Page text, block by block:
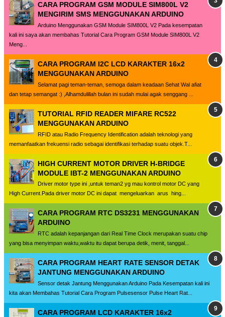
CARA PROGRAM GSM MODULE SIM800L V2
MENGIRIM SMS MENGGUNAKAN ARDUINO
Arduino Menggunakan GSM Module SIM800L V2 Pada kesempatan
kali ini saya akan membahas Tutorial Cara Program GSM Module SIM800L V2
Meng...
CARA PROGRAM I2C LCD KARAKTER 16x2
MENGGUNAKAN ARDUINO
Selamat pagi teman-teman, semoga dalam keadaan Sehat Wal afiat
dan tetap semangat :) ,Alhamdulillah bulan ini sudah mulai agak senggang ...
TUTORIAL RFID READER MIFARE RC522
MENGGUNAKAN ARDUINO
RFID atau Radio Frequency Identification adalah teknologi yang
memanfaatkan frekuensi radio sebagai identifikasi terhadap suatu objek.T...
HIGH CURRENT MOTOR DRIVER H-BRIDGE
MODULE IBT-2 MENGGUNAKAN ARDUINO
Driver motor type ini ,untuk teman2 yg mau kontrol motor DC yang
High Current.Pada driver motor DC ini dapat mengeluarkan arus hing...
CARA PROGRAM RTC DS3231 MENGGUNAKAN
ARDUINO
RTC adalah kepanjangan dari Real Time Clock merupakan suatu chip
yang bisa menyimpan waktu,waktu itu dapat berupa detik, menit, tanggal...
CARA PROGRAM HEART RATE SENSOR DETAK
JANTUNG MENGGUNAKAN ARDUINO
Sensor detak Jantung Menggunakan Arduino Pada Kesempatan kali ini
kita akan Membahas Tutorial Cara Program Pulsesensor Pulse Heart Rat...
CARA PROGRAM LCD KARAKTER 16x2